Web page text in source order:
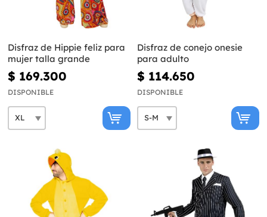
Disfraz de Hippie feliz para
mujer talla grande
$ 169.300
DISPONIBLE
Disfraz de conejo onesie
para adulto
$ 114.650
DISPONIBLE